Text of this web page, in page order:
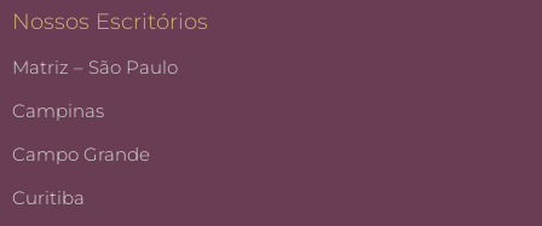
Nossos Escritórios
Matriz – São Paulo
Campinas
Campo Grande
Curitiba